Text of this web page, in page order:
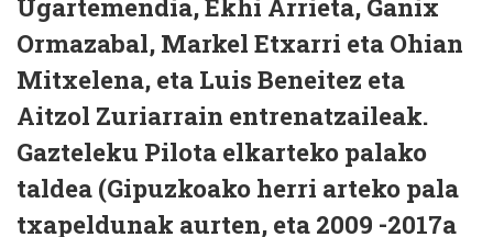
Ugartemendia, Ekhi Arrieta, Ganix
Ormazabal, Markel Etxarri eta Ohian
Mitxelena, eta Luis Beneitez eta
Aitzol Zuriarrain entrenatzaileak.
Gazteleku Pilota elkarteko palako
taldea (Gipuzkoako herri arteko pala
txapeldunak aurten, eta 2009 -2017a